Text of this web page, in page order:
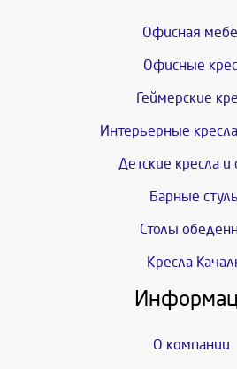
Офисная
Офисные
Геймерские
Интерьерные
Детские кресла и
Барные
Столы
Кресла
О компании